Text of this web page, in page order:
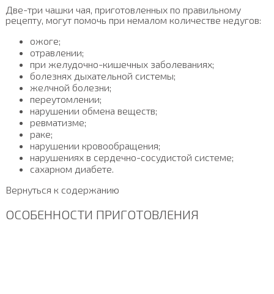
Две-три чашки чая, приготовленных по правильному
рецепту, могут помочь при немалом количестве недугов:
ожоге;
отравлении;
при желудочно-кишечных заболеваниях;
болезнях дыхательной системы;
желчной болезни;
переутомлении;
нарушении обмена веществ;
ревматизме;
раке;
нарушении кровообращения;
нарушениях в сердечно-сосудистой системе;
сахарном диабете.
Вернуться к содержанию
ОСОБЕННОСТИ ПРИГОТОВЛЕНИЯ